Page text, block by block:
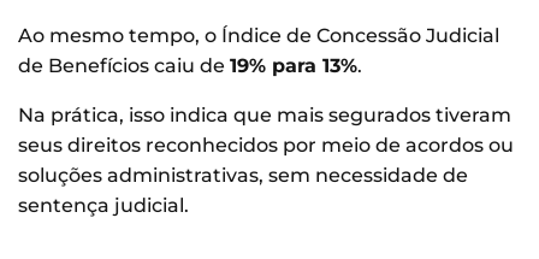
Ao mesmo tempo, o Índice de Concessão Judicial
de Benefícios caiu de 19% para 13%.
Na prática, isso indica que mais segurados tiveram
seus direitos reconhecidos por meio de acordos ou
soluções administrativas, sem necessidade de
sentença judicial.